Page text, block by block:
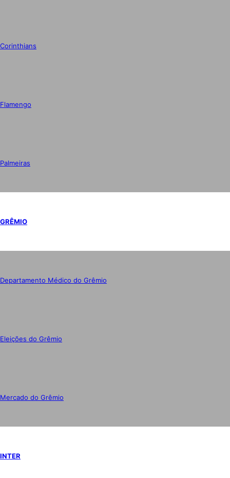
Corinthians
Flamengo
Palmeiras
GRÊMIO
Departamento Médico do Grêmio
Eleições do Grêmio
Mercado do Grêmio
INTER